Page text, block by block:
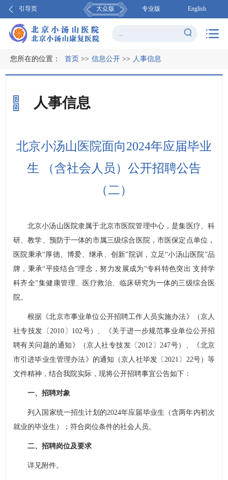
引导页 大众版 专业版 English
您所在的位置： 首页 >> 信息公开 >> 人事信息
人事信息
北京小汤山医院面向2024年应届毕业
生 （含社会人员）公开招聘公告
（二）
北京小汤山医院隶属于北京市医院管理中心，是集医疗、科
研、教学、预防于一体的市属三级综合医院，市医保定点单位，
医院秉承“厚德、博爱、继承、创新”院训，立足“小汤山医院”品
牌，秉承“平疫结合”理念，努力发展成为“专科特色突出 支持学
科齐全”集健康管理、医疗救治、临床研究为一体的三级综合医
院。
根据《北京市事业单位公开招聘工作人员实施办法》（京人
社专技发〔2010〕102号）、《关于进一步规范事业单位公开招
聘有关问题的通知》（京人社专技发〔2012〕247号）、《北京
市引进毕业生管理办法》的通知（京人社毕发〔2021〕22号）等
文件精神，结合我院实际，现将公开招聘事宜公告如下：
一、招聘对象
列入国家统一招生计划的2024年应届毕业生（含两年内初次
就业的毕业生）；符合岗位条件的社会人员。
二、招聘岗位及要求
详见附件。